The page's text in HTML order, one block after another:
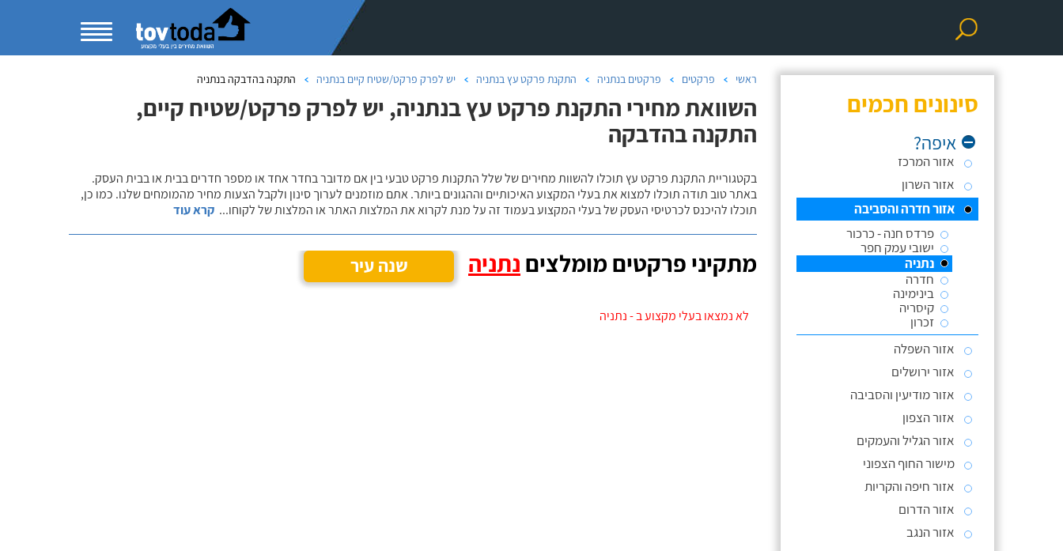
סינונים חכמים
איפה?
אזור המרכז
אזור השרון
אזור חדרה והסביבה
פרדס חנה - כרכור
ישובי עמק חפר
נתניה
חדרה
בינימינה
קיסריה
זכרון
אזור השפלה
אזור ירושלים
אזור מודיעין והסביבה
אזור הצפון
אזור הגליל והעמקים
מישור החוף הצפוני
אזור חיפה והקריות
אזור הדרום
אזור הנגב
ראשי פרקטים פרקטים בנתניה התקנת פרקט עץ בנתניה יש לפרק פרקט/שטיח קיים בנתניה התקנה בהדבקה בנתניה
השוואת מחירי התקנת פרקט עץ בנתניה, יש לפרק פרקט/שטיח קיים,
התקנה בהדבקה
בקטגוריית התקנת פרקט עץ תוכלו להשוות מחירים של שלל התקנות פרקט טבעי בין אם מדובר בחדר אחד או מספר חדרים בבית או בבית העסק.
באתר טוב תודה תוכלו למצוא את בעלי המקצוע האיכותיים וההגונים ביותר. אתם מוזמנים לערוך סינון ולקבל הצעות מחיר מהמומחים שלנו. כמו כן,
תוכלו להיכנס לכרטיסי העסק של בעלי המקצוע בעמוד זה על מנת לקרוא את המלצות האתר או המלצות של לקוחו... קרא עוד
מתקיני פרקטים מומלצים נתניה שנה עיר
לא נמצאו בעלי מקצוע ב - נתניה